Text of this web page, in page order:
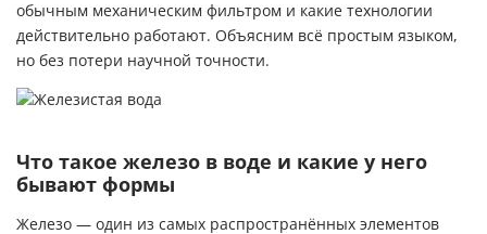
обычным механическим фильтром и какие технологии
действительно работают. Объясним всё простым языком,
но без потери научной точности.
Что такое железо в воде и какие у него
бывают формы
Железо — один из самых распространённых элементов